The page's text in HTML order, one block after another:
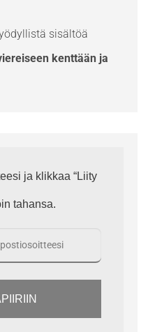
sisältöä
kenttään ja
ja klikkaa “Liity
tahansa.